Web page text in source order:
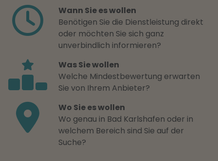
Wann Sie es wollen
Benötigen Sie die Dienstleistung direkt
oder möchten Sie sich ganz
unverbindlich informieren?
Was Sie wollen
Welche Mindestbewertung erwarten
Sie von Ihrem Anbieter?
Wo Sie es wollen
Wo genau in Bad Karlshafen oder in
welchem Bereich sind Sie auf der
Suche?